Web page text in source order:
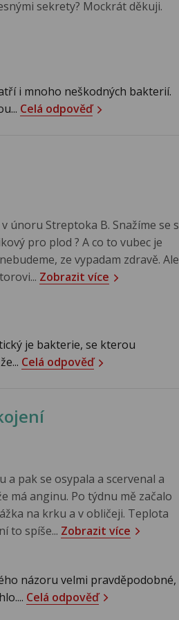
sekrety? Mockrát děkuji.
i mnoho neškodných bakterií.
Celá odpověď
únoru Streptoka B. Snažíme se s
pro plod ? A co to vubec je
ze vypadam zdravě. Ale
Zobrazit více
je bakterie, se kterou
Celá odpověď
pak se osypala a scervenal a
má anginu. Po týdnu mě začalo
na krku a v obličeji. Teplota
to spíše... Zobrazit více
názoru velmi pravděpodobné,
Celá odpověď